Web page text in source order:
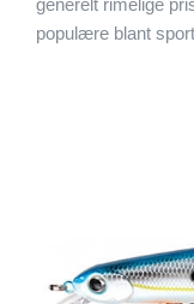
generelt rimelige
populære blant